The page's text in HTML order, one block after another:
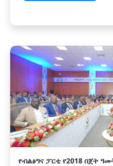
የብልፅግና ፓርቲ የ2018 በጀት